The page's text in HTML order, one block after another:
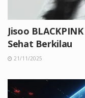
Jisoo
Sehat Berkilau
21/11/2025